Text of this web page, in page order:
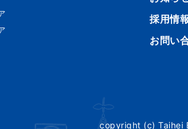
採用情
お問い
copyright (c) Taihei